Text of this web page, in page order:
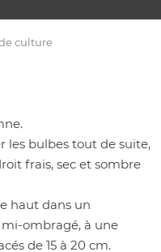
culture
les bulbes tout de suite,
frais, sec et sombre
haut dans un
ombragé, à une
de 15 à 20 cm.